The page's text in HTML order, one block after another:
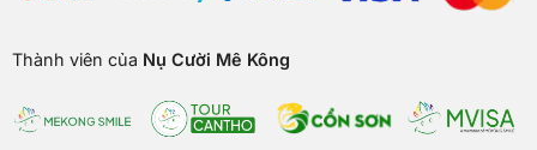
Thành viên của Nụ Cười Mê Kông